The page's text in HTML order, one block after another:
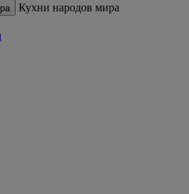
Кухни народов мира